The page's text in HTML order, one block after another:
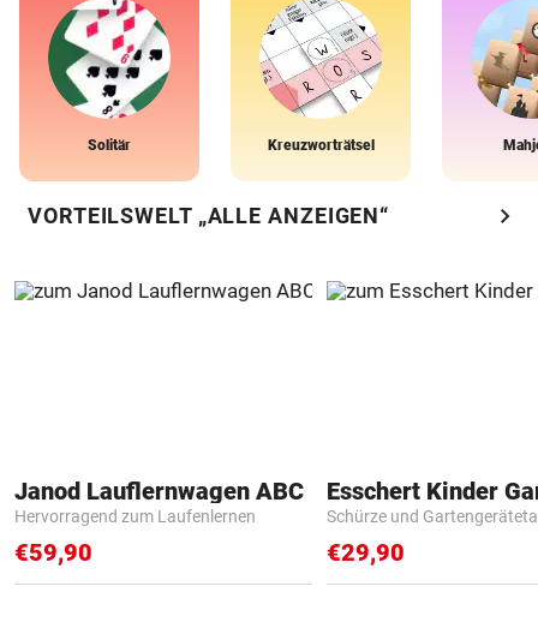
Solitär Kreuzworträtsel
VORTEILSWELT „ALLE ANZEIGEN“ chevron_right
Janod Lauflernwagen ABC
Hervorragend zum Laufenlernen
€59,90
Schürze und
€29,90